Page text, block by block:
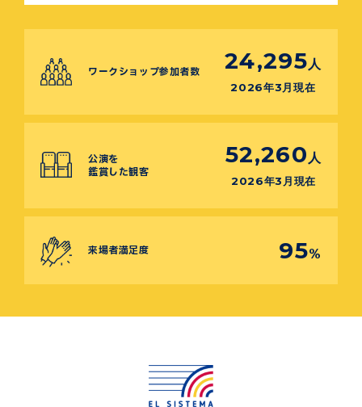
ワークショップ参加者数 24,295 人
2026年3月現在
公演を
鑑賞した観客
52,260 人
2026年3月現在
来場者満足度 95%